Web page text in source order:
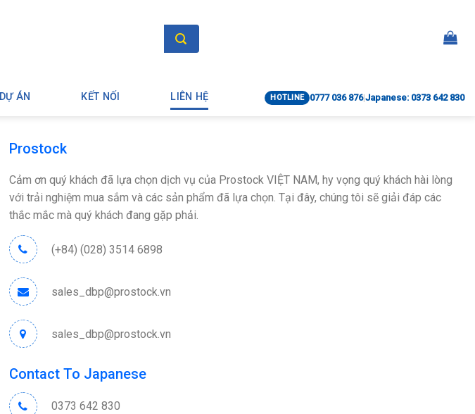
DỰ ÁN KẾT NỐI LIÊN HỆ HOTLINE 0777 036 876|Japanese: 0373 642 830
Prostock
Cảm ơn quý khách đã lựa chọn dịch vụ của Prostock VIỆT NAM, hy vọng quý khách hài lòng
với trải nghiệm mua sắm và các sản phẩm đã lựa chọn. Tại đây, chúng tôi sẽ giải đáp các
thắc mắc mà quý khách đang gặp phải.
(+84) (028) 3514 6898
sales_dbp@prostock.vn
sales_dbp@prostock.vn
Contact To Japanese
0373 642 830